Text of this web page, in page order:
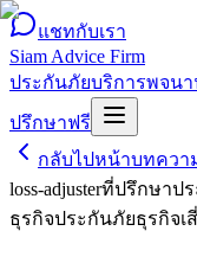
แชทกับเรา
Siam Advice Firm
ประกันภัยบริการพจนา
ปรึกษาฟรี
กลับไปหน้าบทควา
loss-adjusterที่ปรึกษาป
ธุรกิจประกันภัยธุรกิจเ